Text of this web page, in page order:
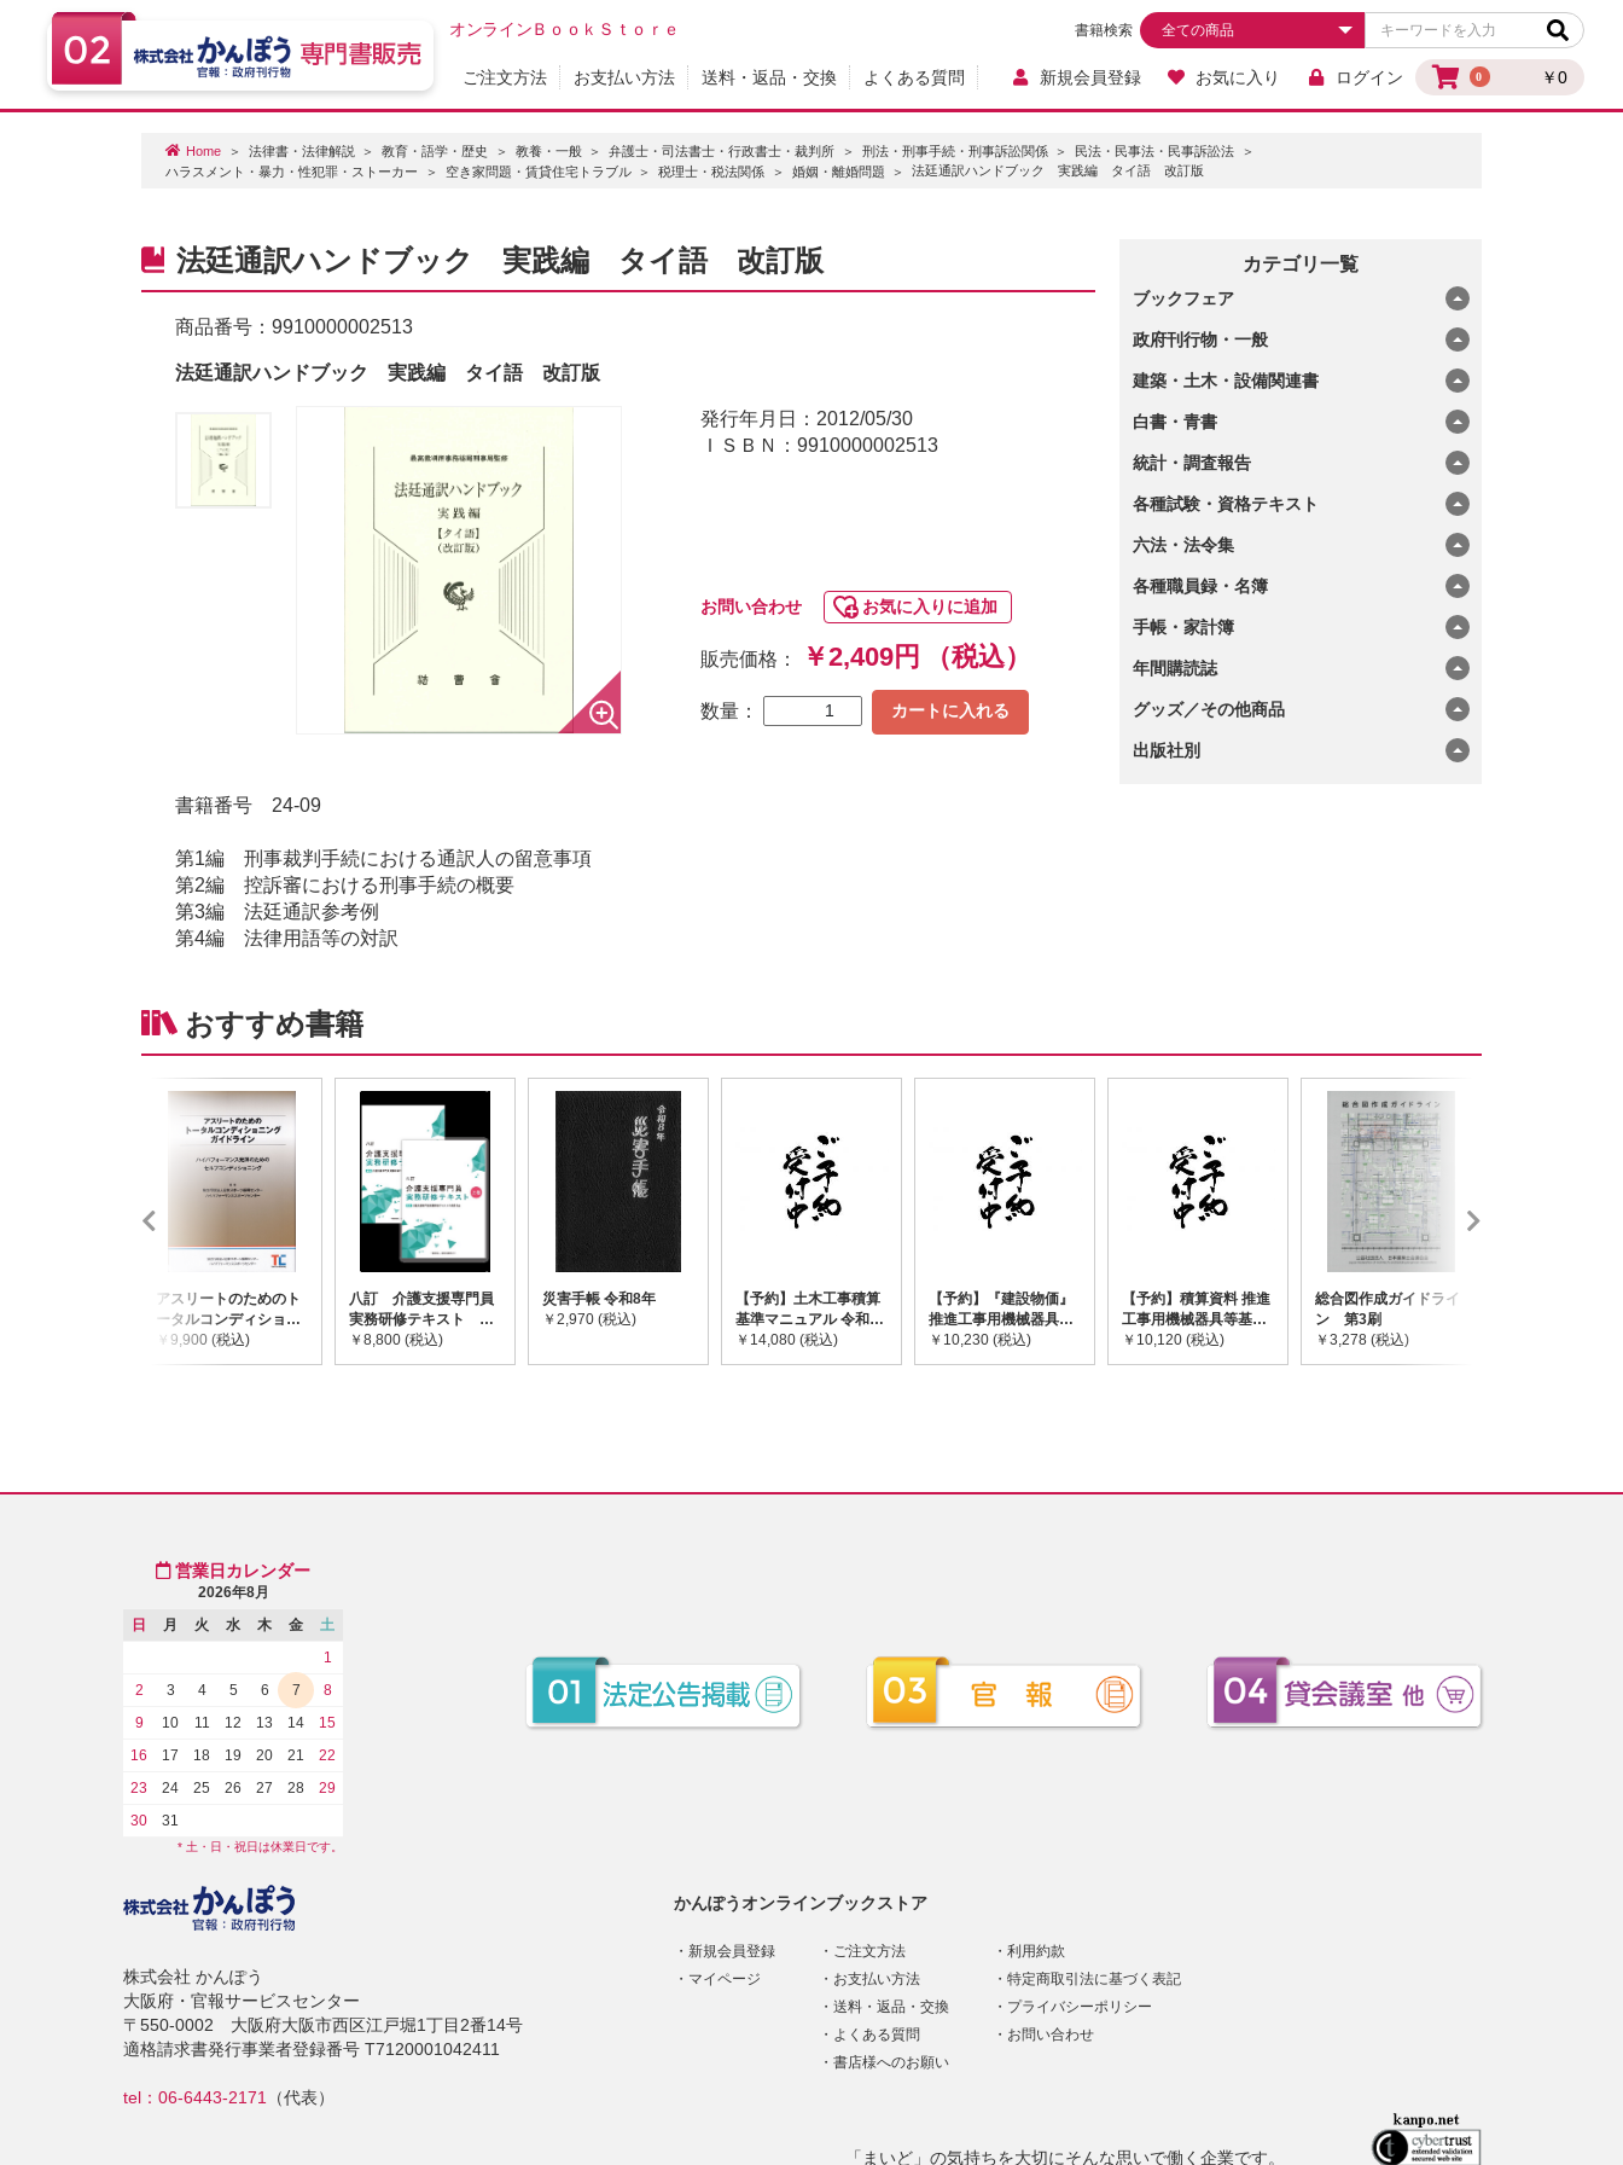
オンラインＢｏｏｋＳｔｏｒｅ
0 ￥0
書籍検索
ご注文方法 お支払い方法 送料・返品・交換 よくある質問 新規会員登録 お気に入り ログイン
Home 法律書・法律解説 教育・語学・歴史 教養・一般 弁護士・司法書士・行政書士・裁判所 刑法・刑事手続・刑事訴訟関係
民法・民事法・民事訴訟法
ハラスメント・暴力・性犯罪・ストーカー
空き家問題・賃貸住宅トラブル 税理士・税法関係 婚姻・離婚問題 法廷通訳ハンドブック 実践編 タイ語 改訂版
カテゴリ一覧
ブックフェア
政府刊行物・一般
建築・土木・設備関連書
白書・青書
統計・調査報告
各種試験・資格テキスト
六法・法令集
各種職員録・名簿
手帳・家計簿
年間購読誌
グッズ／その他商品
出版社別
法廷通訳ハンドブック 実践編 タイ語 改訂版
商品番号： 9910000002513
法廷通訳ハンドブック 実践編 タイ語 改訂版
発行年月日：2012/05/30
ＩＳＢＮ：9910000002513
お問い合わせ お気に入りに追加
販売価格： ￥2,409円 （税込）
数量： カートに入れる
書籍番号 24-09
第1編 刑事裁判手続における通訳人の留意事項
第2編 控訴審における刑事手続の概要
第3編 法廷通訳参考例
第4編 法律用語等の対訳
おすすめ書籍
アスリートのためのト
ータルコンディショニ
ングガイドライン
￥9,900 (税込)
八訂 介護支援専門員
実務研修テキスト
(上・下巻/分売不可)
￥8,800 (税込)
災害手帳 令和8年
￥2,970 (税込)
【予約】土木工事積算
基準マニュアル 令和8
年度版 ※2026年8月
下旬発売予定
￥14,080 (税込)
【予約】『建設物価』
推進工事用機械器具等
基礎価格表 2026年度
版 ※2026/8/31発売予
￥10,230 (税込)
【予約】積算資料 推進
工事用機械器具等基礎
価格表 2026年度版
※2026/8/31発売予定
￥10,120 (税込)
総合図作成ガイドライ
ン 第3刷
￥3,278 (税込)
かんぽうオンラインブックストア
新規会員登録
マイページ
ご注文方法
お支払い方法
送料・返品・交換
よくある質問
書店様へのお願い
利用約款
特定商取引法に基づく表記
プライバシーポリシー
お問い合わせ
営業日カレンダー
2026年8月
日
月 火 水 木 金
土
1
2
3 4 5 6 7
8
9
10 11 12 13 14
15
16
17 18 19 20 21
22
23
24 25 26 27 28
29
30
31
* 土・日・祝日は休業日です。
株式会社 かんぽう
大阪府・官報サービスセンター
〒550-0002 大阪府大阪市西区江戸堀1丁目2番14号
適格請求書発行事業者登録番号 T7120001042411
tel：06-6443-2171 （代表）
「まいど」の気持ちを大切にそんな思いで働く企業です。